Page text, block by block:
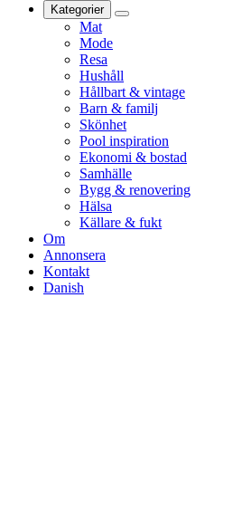
Kategorier
Mat
Mode
Resa
Hushåll
Hållbart & vintage
Barn & familj
Skönhet
Pool inspiration
Ekonomi & bostad
Samhälle
Bygg & renovering
Hälsa
Källare & fukt
Om
Annonsera
Kontakt
Danish